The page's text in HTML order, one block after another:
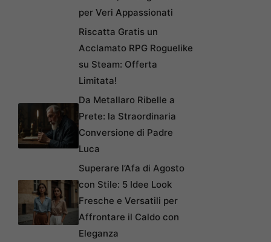
per Veri Appassionati
Riscatta Gratis un
Acclamato RPG Roguelike
su Steam: Offerta
Limitata!
Da Metallaro Ribelle a
Prete: la Straordinaria
Conversione di Padre
Luca
Superare l’Afa di Agosto
con Stile: 5 Idee Look
Fresche e Versatili per
Affrontare il Caldo con
Eleganza